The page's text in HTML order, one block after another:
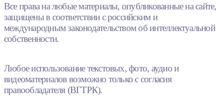
Все права на любые материалы, опубликованные на сайте,
защищены в соответствии с российским и
международным законодательством об интеллектуальной
собственности.
Любое использование текстовых, фото, аудио и
видеоматериалов возможно только с согласия
правообладателя (ВГТРК).